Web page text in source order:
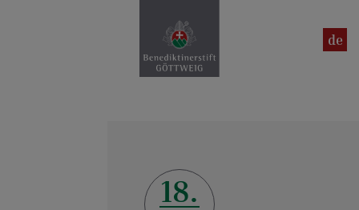
en
de
18.